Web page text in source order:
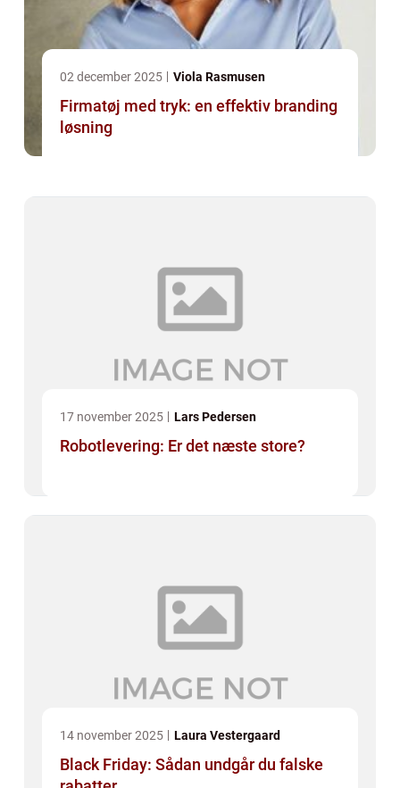
02 december 2025 Viola Rasmusen
Firmatøj med tryk: en effektiv branding
løsning
17 november 2025 Lars Pedersen
Robotlevering: Er det næste store?
14 november 2025 Laura Vestergaard
Black Friday: Sådan undgår du falske